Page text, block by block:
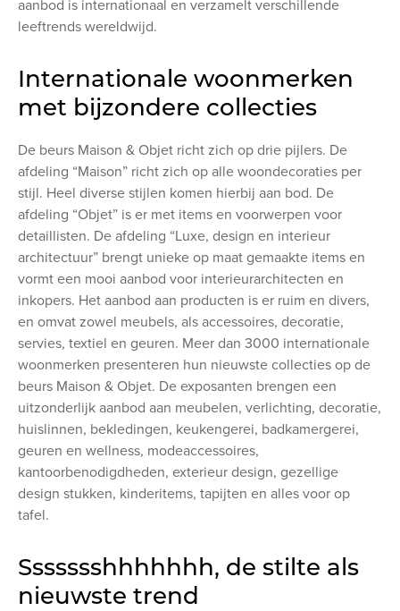
aanbod is internationaal en verzamelt verschillende
leeftrends wereldwijd.
Internationale woonmerken
met bijzondere collecties
De beurs Maison & Objet richt zich op drie pijlers. De
afdeling “Maison” richt zich op alle woondecoraties per
stijl. Heel diverse stijlen komen hierbij aan bod. De
afdeling “Objet” is er met items en voorwerpen voor
detaillisten. De afdeling “Luxe, design en interieur
architectuur” brengt unieke op maat gemaakte items en
vormt een mooi aanbod voor interieurarchitecten en
inkopers. Het aanbod aan producten is er ruim en divers,
en omvat zowel meubels, als accessoires, decoratie,
servies, textiel en geuren. Meer dan 3000 internationale
woonmerken presenteren hun nieuwste collecties op de
beurs Maison & Objet. De exposanten brengen een
uitzonderlijk aanbod aan meubelen, verlichting, decoratie,
huislinnen, bekledingen, keukengerei, badkamergerei,
geuren en wellness, modeaccessoires,
kantoorbenodigdheden, exterieur design, gezellige
design stukken, kinderitems, tapijten en alles voor op
tafel.
Ssssssshhhhhhh, de stilte als
nieuwste trend